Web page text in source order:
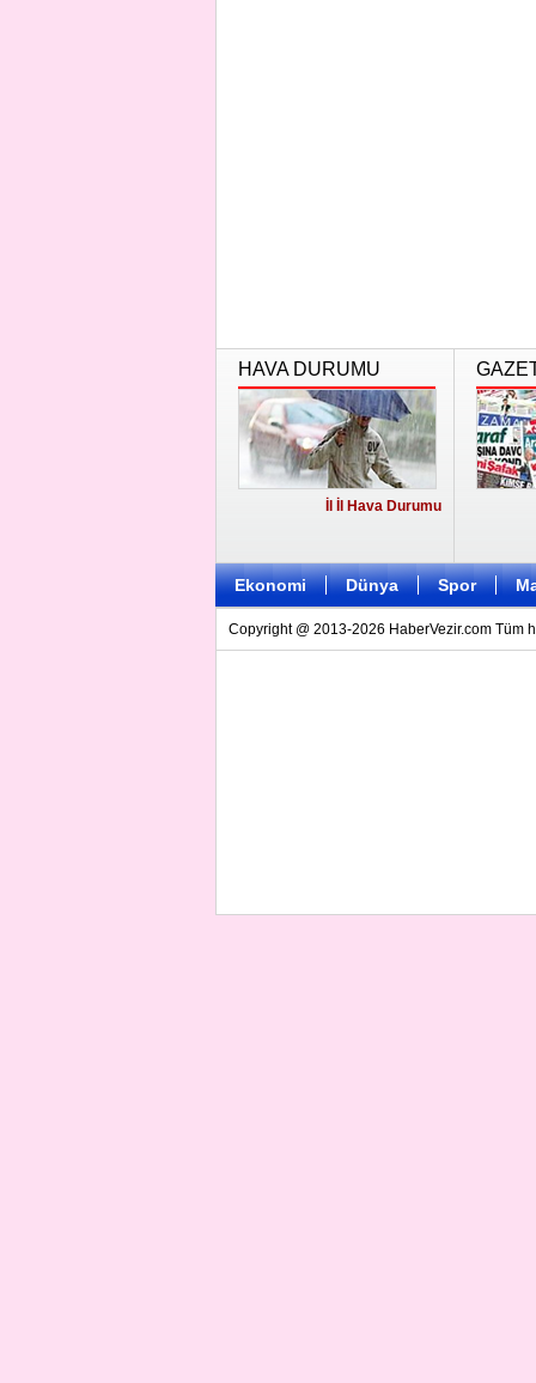
HAVA DURUMU
İl İl Hava Durumu
Ekonomi Dünya Spor
Copyright @ 2013-2026 HaberVezir.com Tüm